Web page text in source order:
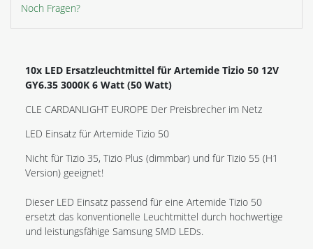
Noch Fragen?
10x LED Ersatzleuchtmittel für Artemide Tizio 50 12V
GY6.35 3000K 6 Watt (50 Watt)
CLE CARDANLIGHT EUROPE Der Preisbrecher im Netz
LED Einsatz für Artemide Tizio 50
Nicht für Tizio 35, Tizio Plus (dimmbar) und für Tizio 55 (H1
Version) geeignet!
Dieser LED Einsatz passend für eine Artemide Tizio 50
ersetzt das konventionelle Leuchtmittel durch hochwertige
und leistungsfähige Samsung SMD LEDs.